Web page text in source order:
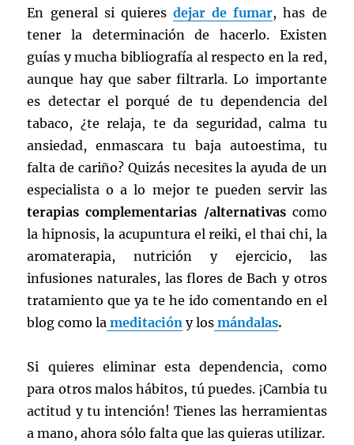
En general si quieres dejar de fumar, has de
tener la determinación de hacerlo. Existen
guías y mucha bibliografía al respecto en la red,
aunque hay que saber filtrarla. Lo importante
es detectar el porqué de tu dependencia del
tabaco, ¿te relaja, te da seguridad, calma tu
ansiedad, enmascara tu baja autoestima, tu
falta de cariño? Quizás necesites la ayuda de un
especialista o a lo mejor te pueden servir las
terapias complementarias /alternativas como
la hipnosis, la acupuntura el reiki, el thai chi, la
aromaterapia, nutrición y ejercicio, las
infusiones naturales, las flores de Bach y otros
tratamiento que ya te he ido comentando en el
blog como la meditación y los mándalas.
Si quieres eliminar esta dependencia, como
para otros malos hábitos, tú puedes. ¡Cambia tu
actitud y tu intención! Tienes las herramientas
a mano, ahora sólo falta que las quieras utilizar.